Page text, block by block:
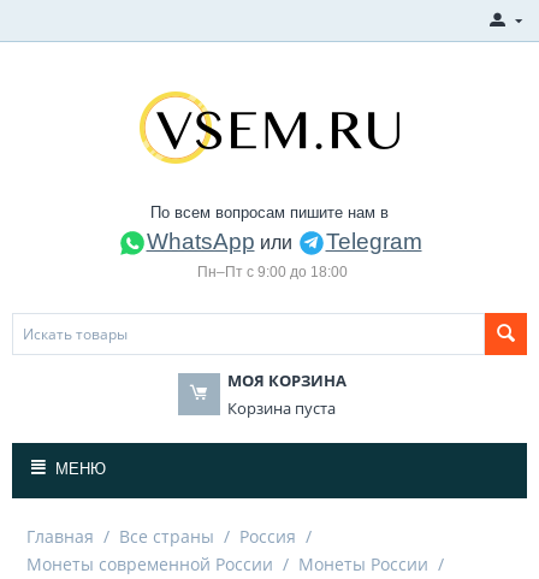
По всем вопросам пишите нам в
WhatsApp или Telegram
Пн–Пт с 9:00 до 18:00
МОЯ КОРЗИНА
Корзина пуста
МЕНЮ
Главная / Все страны / Россия /
Монеты современной России / Монеты России /